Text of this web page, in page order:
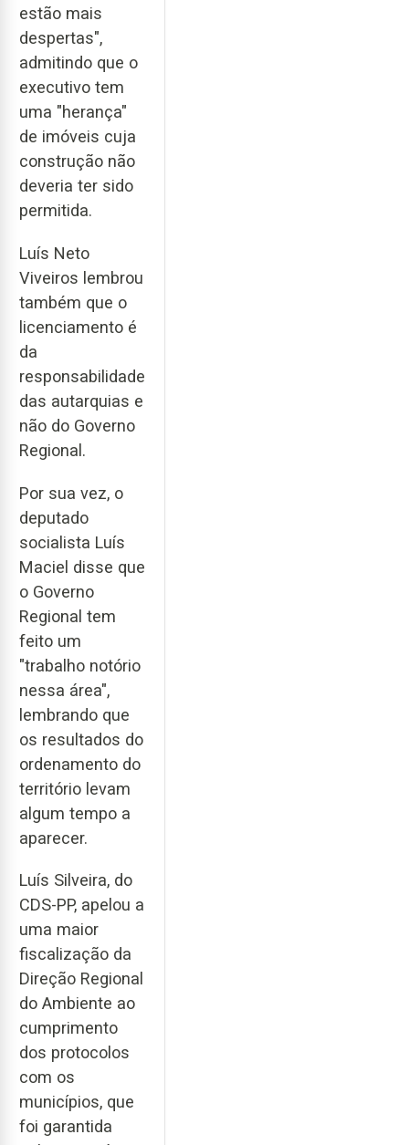
estão mais
despertas",
admitindo que o
executivo tem
uma "herança"
de imóveis cuja
construção não
deveria ter sido
permitida.
Luís Neto
Viveiros lembrou
também que o
licenciamento é
da
responsabilidade
das autarquias e
não do Governo
Regional.
Por sua vez, o
deputado
socialista Luís
Maciel disse que
o Governo
Regional tem
feito um
"trabalho notório
nessa área",
lembrando que
os resultados do
ordenamento do
território levam
algum tempo a
aparecer.
Luís Silveira, do
CDS-PP, apelou a
uma maior
fiscalização da
Direção Regional
do Ambiente ao
cumprimento
dos protocolos
com os
municípios, que
foi garantida